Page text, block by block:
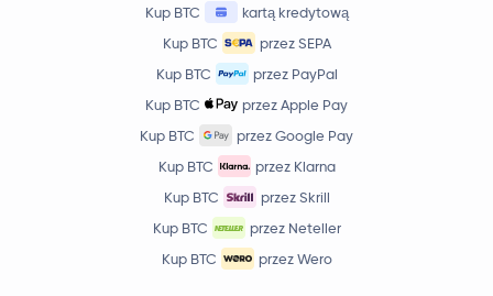
Kup BTC
kartą kredytową
Kup BTC
przez SEPA
Kup BTC
przez PayPal
Kup BTC
przez Apple Pay
Kup BTC
przez Google Pay
Kup BTC
przez Klarna
Kup BTC
przez Skrill
Kup BTC
przez Neteller
Kup BTC
przez Wero